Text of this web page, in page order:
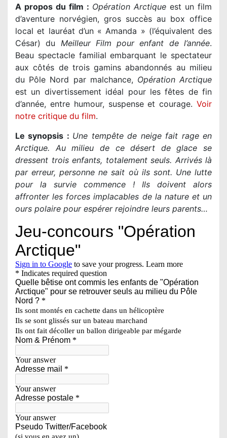
A propos du film : Opération Arctique est un film
d’aventure norvégien, gros succès au box office
local et lauréat d’un « Amanda » (l’équivalent des
César) du Meilleur Film pour enfant de l’année.
Beau spectacle familial embarquant le spectateur
aux côtés de trois gamins abandonnés au milieu
du Pôle Nord par malchance, Opération Arctique
est un divertissement idéal pour les fêtes de fin
d’année, entre humour, suspense et courage. Voir
notre critique du film.
Le synopsis : Une tempête de neige fait rage en
Arctique. Au milieu de ce désert de glace se
dressent trois enfants, totalement seuls. Arrivés là
par erreur, personne ne sait où ils sont. Une lutte
pour la survie commence ! Ils doivent alors
affronter les forces implacables de la nature et un
ours polaire pour espérer rejoindre leurs parents…